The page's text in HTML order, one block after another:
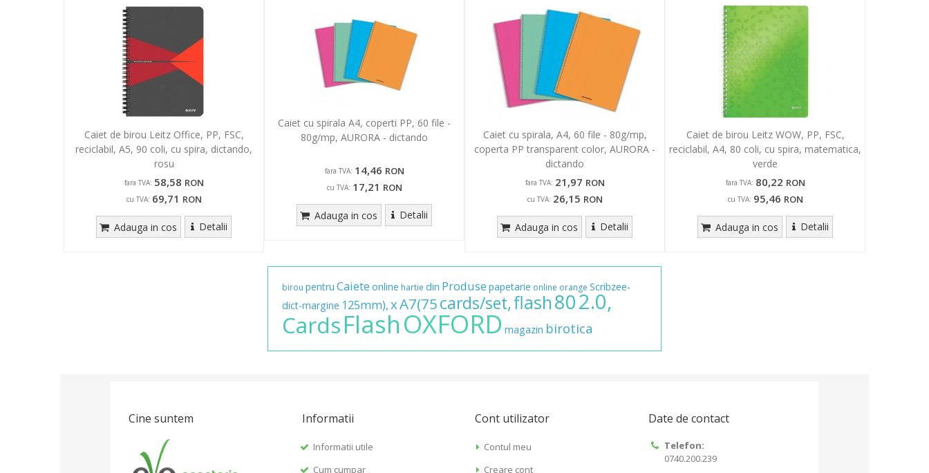
Caiet de birou Leitz Office, PP, FSC,
reciclabil, A5, 90 coli, cu spira, dictando,
rosu
fara TVA: 58,58 RON
cu TVA: 69,71 RON
Adauga in cos Detalii
Caiet cu spirala A4, coperti PP, 60 file -
80g/mp, AURORA - dictando
fara TVA: 14,46 RON
cu TVA: 17,21 RON
Adauga in cos Detalii
Caiet cu spirala, A4, 60 file - 80g/mp,
coperta PP transparent color, AURORA -
dictando
fara TVA: 21,97 RON
cu TVA: 26,15 RON
Adauga in cos Detalii
Caiet de birou Leitz WOW, PP, FSC,
reciclabil, A4, 80 coli, cu spira, matematica,
verde
fara TVA: 80,22 RON
cu TVA: 95,46 RON
Adauga in cos Detalii
birou pentru Caiete online hartie din Produse papetarie online orange Scribzee-
dict-margine 125mm),xA7(75cards/set,flash802.0,
CardsFlashOXFORD magazin birotica
Cine suntem Informatii
Informatii utile
Cum cumpar
Cont utilizator
Contul meu
Creare cont
Date de contact
Telefon:
0740.200.239